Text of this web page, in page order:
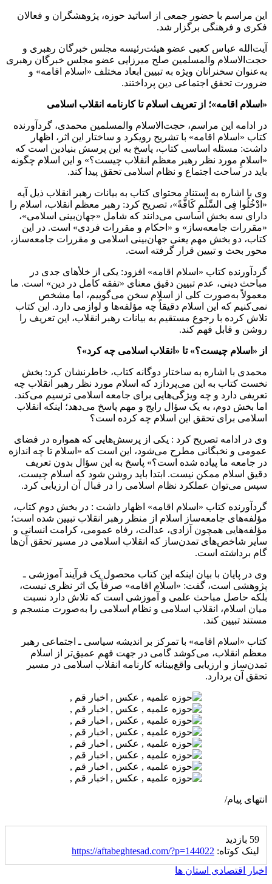
این مراسم با حضور جمعی از اساتید حوزه، پژوهشگران و فعالان
فکری و فرهنگی برگزار شد.
آیت‌الله عباس کعبی عضو هیئت‌رئیسه مجلس خبرگان رهبری و
حجت‌الاسلام والمسلمین صلح میرزایی عضو مجلس خبرگان رهبری
به‌عنوان سخنرانان ویژه به تبیین ابعاد مختلف «اسلام اقامه» و
ضرورت تحقق اجتماعی دین پرداختند.
«اسلام اقامه»؛ از تعریف اسلام تا کارنامه انقلاب اسلامی
در ادامه این مراسم، حجت‌الاسلام والمسلمین محمدی، گردآورنده
کتاب «اسلام اقامه» با تشریح رویکرد و ساختار این اثر، اظهار
داشت: مسئله اساسی کتاب، پاسخ به این پرسش بنیادین است که
«اسلامِ مورد نظر رهبر معظم انقلاب چیست؟» و این اسلام چگونه
باید در ساحت اجتماع و نظام اسلامی تحقق پیدا کند.
وی با اشاره به استناد محتوای کتاب به بیانات رهبر انقلاب ذیل آیه
«ادْخُلُوا فِی السِّلْمِ کَافَّةً»، تصریح کرد: رهبر معظم انقلاب، اسلام را
دارای سه بخش اساسی می‌دانند که شامل «جهان‌بینی اسلامی»،
«مقررات جامعه‌ساز» و «احکام و مقررات فردی» است. در این
کتاب، دو بخش مهم یعنی جهان‌بینی اسلامی و مقررات جامعه‌ساز،
محور بحث و تبیین قرار گرفته است.
گردآورنده کتاب «اسلام اقامه» افزود: یکی از خلأهای جدی در
مباحث دینی، عدم تبیین دقیق معنای «تفقه کامل در دین» است. ما
معمولاً به‌صورت کلی از اسلام سخن می‌گوییم، اما مشخص
نمی‌کنیم که این اسلام دقیقاً چه مؤلفه‌ها و لوازمی دارد. این کتاب
تلاش کرده با رجوع مستقیم به بیانات رهبر انقلاب، این تعریف را
روشن و قابل فهم کند.
از «اسلام چیست؟» تا «انقلاب اسلامی چه کرد»؟
محمدی با اشاره به ساختار دوگانه کتاب، خاطرنشان کرد: بخش
نخست کتاب به این می‌پردازد که اسلام مورد نظر رهبر انقلاب چه
تعریفی دارد و چه ویژگی‌هایی برای جامعه اسلامی ترسیم می‌کند.
اما بخش دوم، به یک سؤال رایج و مهم پاسخ می‌دهد؛ اینکه انقلاب
اسلامی برای تحقق این اسلام چه کرده است؟
وی در ادامه تصریح کرد : یکی از پرسش‌هایی که همواره در فضای
عمومی و نخبگانی مطرح می‌شود، این است که «اسلام تا چه اندازه
در جامعه ما پیاده شده است؟» پاسخ به این سؤال بدون تعریف
دقیق اسلام ممکن نیست. ابتدا باید روشن شود که اسلام چیست،
سپس می‌توان عملکرد نظام اسلامی را در قبال آن ارزیابی کرد.
گردآورنده کتاب «اسلام اقامه» اظهار داشت : در بخش دوم کتاب،
مؤلفه‌های جامعه‌ساز اسلام از منظر رهبر انقلاب تبیین شده است؛
مؤلفه‌هایی همچون آزادی، عدالت، رفاه عمومی، کرامت انسانی و
سایر شاخص‌های تمدن‌ساز که انقلاب اسلامی در مسیر تحقق آن‌ها
گام برداشته است.
وی در پایان با بیان اینکه این کتاب محصول یک فرآیند آموزشی ـ
پژوهشی است، گفت: «اسلام اقامه» صرفاً یک اثر نظری نیست،
بلکه حاصل مباحث علمی و آموزشی است که تلاش دارد نسبت
میان اسلام، انقلاب اسلامی و نظام اسلامی را به‌صورت منسجم و
مستند تبیین کند.
کتاب «اسلام اقامه» با تمرکز بر اندیشه سیاسی ـ اجتماعی رهبر
معظم انقلاب، می‌کوشد گامی در جهت فهم عمیق‌تر از اسلام
تمدن‌ساز و ارزیابی واقع‌بینانه کارنامه انقلاب اسلامی در مسیر
تحقق آن بردارد.
انتهای پیام/
59 بازدید
لینک کوتاه: https://aftabeghtesad.com/?p=144022
اخبار اقتصادی استان ها